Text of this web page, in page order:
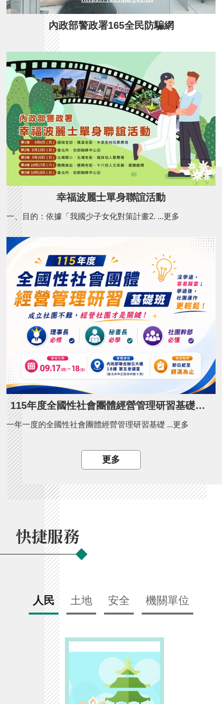
內政部警政署165全民防騙網
幸福波麗士單身聯誼活動
一、目的：依據「我國少子女化對策計畫2. ...更多
115年度全國性社會團體經營管理研習基礎班開課了！
一年一度的全國性社會團體經營管理研習基礎 ...更多
更多
快捷服務
人民 土地 安全 機關單位